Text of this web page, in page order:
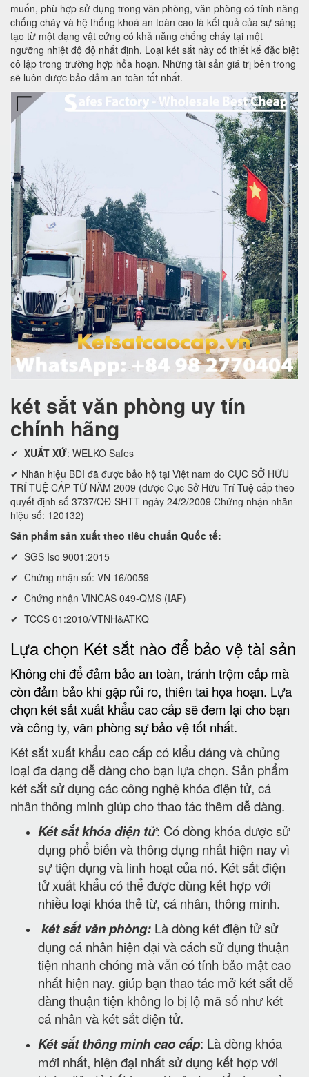
muốn, phù hợp sử dụng trong văn phòng, văn phòng có tính năng
chống cháy và hệ thống khoá an toàn cao là kết quả của sự sáng
tạo từ một dạng vật cứng có khả năng chống cháy tại một
ngưỡng nhiệt độ độ nhất định. Loại két sắt này có thiết kế đặc biệt
cô lập trong trường hợp hỏa hoạn. Những tài sản giá trị bên trong
sẽ luôn được bảo đảm an toàn tốt nhất.
két sắt văn phòng uy tín
chính hãng
✔ XUẤT XỨ: WELKO Safes
✔ Nhãn hiệu BDI đã được bảo hộ tại Việt nam do CỤC SỞ HỮU
TRÍ TUỆ CẤP TỪ NĂM 2009 (được Cục Sở Hữu Trí Tuệ cấp theo
quyết định số 3737/QĐ-SHTT ngày 24/2/2009 Chứng nhận nhãn
hiệu số: 120132)
Sản phẩm sản xuất theo tiêu chuẩn Quốc tế:
✔ SGS Iso 9001:2015
✔ Chứng nhận số: VN 16/0059
✔ Chứng nhận VINCAS 049-QMS (IAF)
✔ TCCS 01:2010/VTNH&ATKQ
Lựa chọn Két sắt nào để bảo vệ tài sản
Không chi để đảm bảo an toàn, tránh trộm cắp mà
còn đảm bảo khi gặp rủi ro, thiên tai họa hoạn. Lựa
chọn két sắt xuất khẩu cao cấp sẽ đem lại cho bạn
và công ty, văn phòng sự bảo vệ tốt nhất.
Két sắt xuất khẩu cao cấp có kiểu dáng và chủng
loại đa dạng dễ dàng cho bạn lựa chọn. Sản phẩm
két sắt sử dụng các công nghệ khóa điện tử, cá
nhân thông minh giúp cho thao tác thêm dễ dàng.
Két sắt khóa điện tử: Có dòng khóa được sử
dụng phổ biến và thông dụng nhất hiện nay vì
sự tiện dụng và linh hoạt của nó. Két sắt điện
tử xuất khẩu có thể được dùng kết hợp với
nhiều loại khóa thẻ từ, cá nhân, thông minh.
két sắt văn phòng: Là dòng két điện tử sử
dụng cá nhân hiện đại và cách sử dụng thuận
tiện nhanh chóng mà vẫn có tính bảo mật cao
nhất hiện nay. giúp bạn thao tác mở két sắt dễ
dàng thuận tiện không lo bị lộ mã số như két
cá nhân và két sắt điện tử.
Két sắt thông minh cao cấp: Là dòng khóa
mới nhất, hiện đại nhất sử dụng kết hợp với